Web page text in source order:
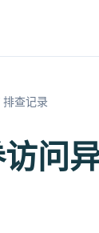
排查记录
问